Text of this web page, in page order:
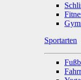
Sportarten